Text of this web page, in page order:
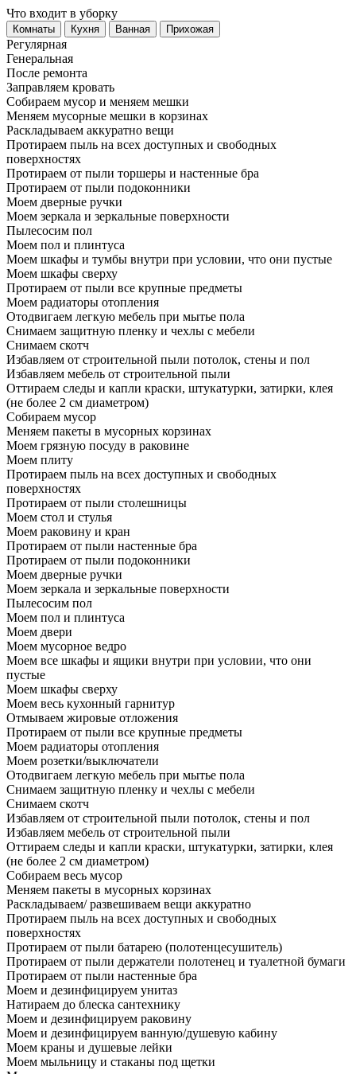
Что входит в уборку
Регу­лярная
Гене­ральная
После ремонта
Заправляем кровать
Собираем мусор и меняем мешки
Меняем мусорные мешки в корзинах
Раскладываем аккуратно вещи
Протираем пыль на всех доступных и свободных
поверхностях
Протираем от пыли торшеры и настенные бра
Протираем от пыли подоконники
Моем дверные ручки
Моем зеркала и зеркальные поверхности
Пылесосим пол
Моем пол и плинтуса
Моем шкафы и тумбы внутри при условии, что они пустые
Моем шкафы сверху
Протираем от пыли все крупные предметы
Моем радиаторы отопления
Отодвигаем легкую мебель при мытье пола
Снимаем защитную пленку и чехлы с мебели
Снимаем скотч
Избавляем от строительной пыли потолок, стены и пол
Избавляем мебель от строительной пыли
Оттираем следы и капли краски, штукатурки, затирки, клея
(не более 2 см диаметром)
Собираем мусор
Меняем пакеты в мусорных корзинах
Моем грязную посуду в раковине
Моем плиту
Протираем пыль на всех доступных и свободных
поверхностях
Протираем от пыли столешницы
Моем стол и стулья
Моем раковину и кран
Протираем от пыли настенные бра
Протираем от пыли подоконники
Моем дверные ручки
Моем зеркала и зеркальные поверхности
Пылесосим пол
Моем пол и плинтуса
Моем двери
Моем мусорное ведро
Моем все шкафы и ящики внутри при условии, что они
пустые
Моем шкафы сверху
Моем весь кухонный гарнитур
Отмываем жировые отложения
Протираем от пыли все крупные предметы
Моем радиаторы отопления
Моем розетки/выключатели
Отодвигаем легкую мебель при мытье пола
Снимаем защитную пленку и чехлы с мебели
Снимаем скотч
Избавляем от строительной пыли потолок, стены и пол
Избавляем мебель от строительной пыли
Оттираем следы и капли краски, штукатурки, затирки, клея
(не более 2 см диаметром)
Собираем весь мусор
Меняем пакеты в мусорных корзинах
Раскладываем/ развешиваем вещи аккуратно
Протираем пыль на всех доступных и свободных
поверхностях
Протираем от пыли батарею (полотенцесушитель)
Протираем от пыли держатели полотенец и туалетной бумаги
Протираем от пыли настенные бра
Моем и дезинфицируем унитаз
Натираем до блеска сантехнику
Моем и дезинфицируем раковину
Моем и дезинфицируем ванную/душевую кабину
Моем краны и душевые лейки
Моем мыльницу и стаканы под щетки